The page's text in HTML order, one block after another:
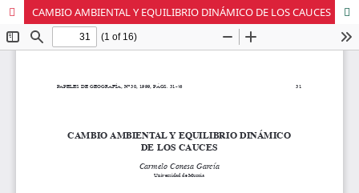
CAMBIO AMBIENTAL Y EQUILIBRIO DINÁMICO DE LOS CAUCES